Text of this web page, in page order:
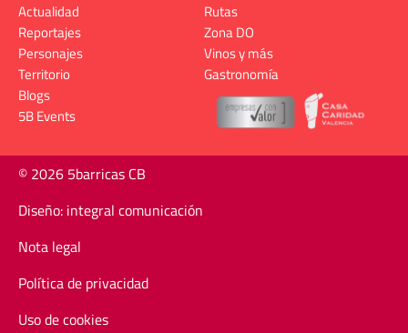
Actualidad
Reportajes
Personajes
Territorio
Rutas
Zona DO
Vinos y más
Gastronomía
Blogs
5B Events
© 2026 5barricas CB
Diseño: integral comunicación
Nota legal
Política de privacidad
Uso de cookies